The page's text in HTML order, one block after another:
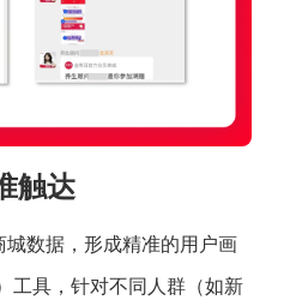
触达
数据，形成精准的用户画
工具，针对不同人群（如新